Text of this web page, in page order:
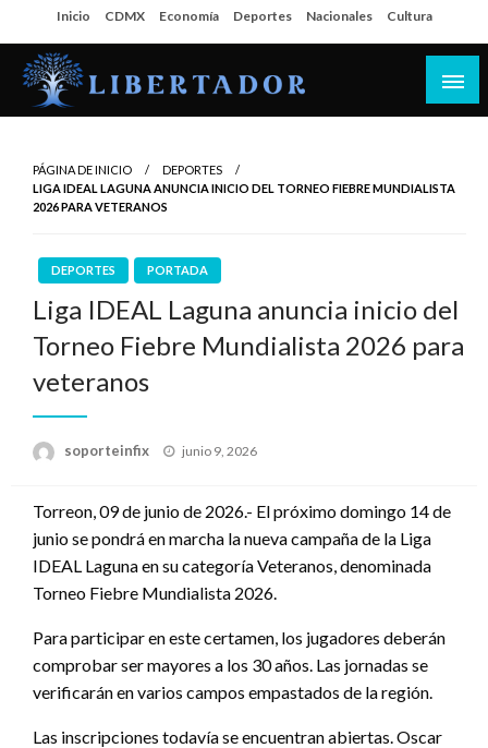
al
contenido
Inicio CDMX Economía Deportes Nacionales Cultura
PÁGINA DE INICIO
DEPORTES
LIGA IDEAL LAGUNA ANUNCIA INICIO DEL TORNEO FIEBRE MUNDIALISTA
2026 PARA VETERANOS
DEPORTES PORTADA
Liga IDEAL Laguna anuncia inicio del
Torneo Fiebre Mundialista 2026 para
veteranos
soporteinfix
Publicado
junio 9, 2026
Torreon, 09 de junio de 2026.- El próximo domingo 14 de
junio se pondrá en marcha la nueva campaña de la Liga
IDEAL Laguna en su categoría Veteranos, denominada
Torneo Fiebre Mundialista 2026.
Para participar en este certamen, los jugadores deberán
comprobar ser mayores a los 30 años. Las jornadas se
verificarán en varios campos empastados de la región.
Las inscripciones todavía se encuentran abiertas. Oscar